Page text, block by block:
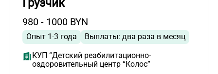
Грузчик
980 - 1000 BYN
Опыт 1-3 года Выплаты: два раза в месяц
КУП “Детский реабилитационно-
оздоровительный центр “Колос”